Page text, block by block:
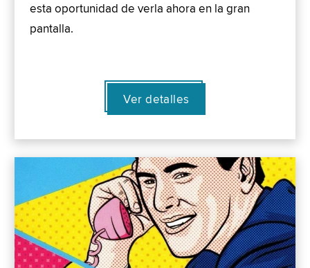
esta oportunidad de verla ahora en la gran
pantalla.
Ver detalles